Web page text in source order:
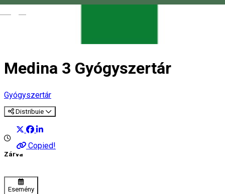
Medina 3 Gyógyszertár
Gyógyszertár
Distribuie
Copied!
Zárva
Esemény